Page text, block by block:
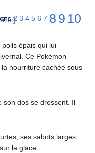
]2 3 4 5 6 7 8 9 10
épais qui lui
Ce Pokémon
nourriture cachée sous
son dos se dressent. Il
ses sabots larges
la glace.